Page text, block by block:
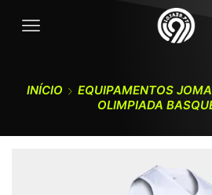
INÍCIO EQUIPAMENTOS JOMA
OLIMPIADA